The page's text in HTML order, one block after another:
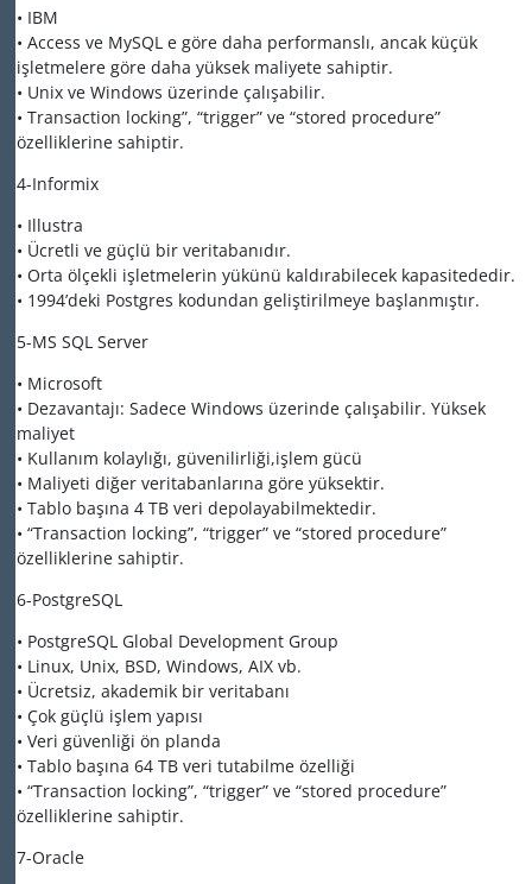
• IBM
• Access ve MySQL e göre daha performanslı, ancak küçük
işletmelere göre daha yüksek maliyete sahiptir.
• Unix ve Windows üzerinde çalışabilir.
• Transaction locking”, “trigger” ve “stored procedure”
özelliklerine sahiptir.
4-Informix
• Illustra
• Ücretli ve güçlü bir veritabanıdır.
• Orta ölçekli işletmelerin yükünü kaldırabilecek kapasitededir.
• 1994’deki Postgres kodundan geliştirilmeye başlanmıştır.
5-MS SQL Server
• Microsoft
• Dezavantajı: Sadece Windows üzerinde çalışabilir. Yüksek
maliyet
• Kullanım kolaylığı, güvenilirliği,işlem gücü
• Maliyeti diğer veritabanlarına göre yüksektir.
• Tablo başına 4 TB veri depolayabilmektedir.
• “Transaction locking”, “trigger” ve “stored procedure”
özelliklerine sahiptir.
6-PostgreSQL
• PostgreSQL Global Development Group
• Linux, Unix, BSD, Windows, AIX vb.
• Ücretsiz, akademik bir veritabanı
• Çok güçlü işlem yapısı
• Veri güvenliği ön planda
• Tablo başına 64 TB veri tutabilme özelliği
• “Transaction locking”, “trigger” ve “stored procedure”
özelliklerine sahiptir.
7-Oracle